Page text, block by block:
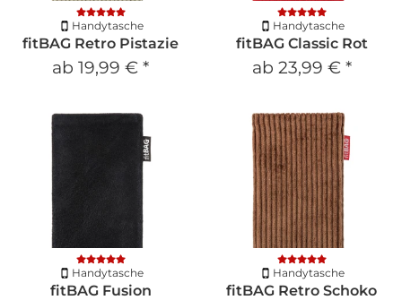
Handytasche
fitBAG Retro Pistazie
ab 19,99 € *
Handytasche
fitBAG Classic Rot
ab 23,99 € *
Handytasche
fitBAG Fusion
Handytasche
fitBAG Retro Schoko